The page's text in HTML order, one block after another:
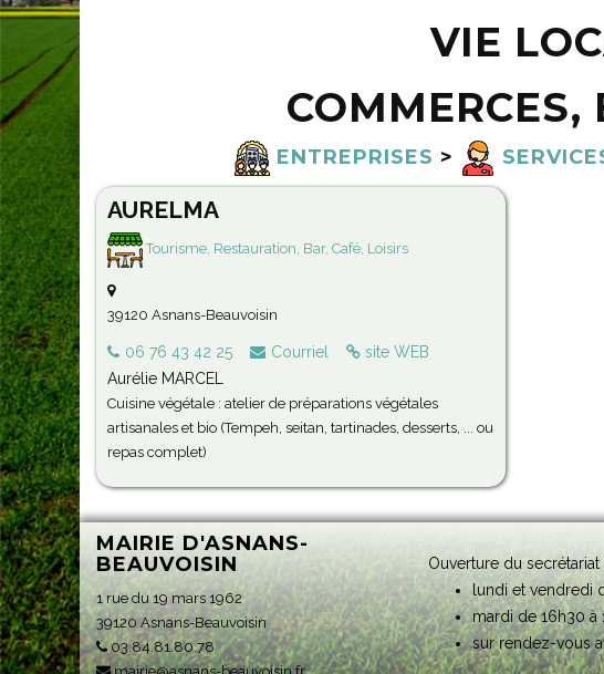
VIE
COMMERCES,
ENTREPRISES >
AURELMA
Tourisme, Restauration, Bar, Café, Loisirs
39120 Asnans-Beauvoisin
06 76 43 42 25 Courriel
site WEB
Aurélie MARCEL
Cuisine végétale : atelier de préparations végétales
artisanales et bio (Tempeh, seitan, tartinades, desserts, ... ou
repas complet)
MAIRIE D'ASNANS-
BEAUVOISIN
1 rue du 19 mars 1962
39120 Asnans-Beauvoisin
03.84.81.80.78
Ouverture du secrétariat
lundi et vendredi
mardi de 16h30 à
sur rendez-vous